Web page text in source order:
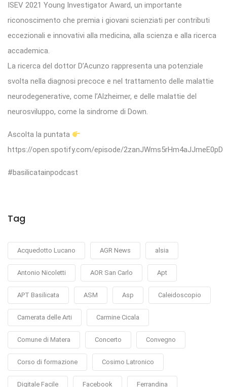
ISEV 2021 Young Investigator Award, un importante
riconoscimento che premia i giovani scienziati per contributi
eccezionali e innovativi alla medicina, alla scienza e alla ricerca
accademica.
La ricerca del dottor D’Acunzo rappresenta una potenziale
svolta nella diagnosi precoce e nel trattamento delle malattie
neurodegenerative, come l’Alzheimer, e delle malattie del
neurosviluppo, come la sindrome di Down.
Ascolta la puntata
https://open.spotify.com/episode/2zanJWms5rHm4aJJmeE0pD
#basilicatainpodcast
Tag
Acquedotto Lucano AGR News alsia
Antonio Nicoletti AOR San Carlo Apt
APT Basilicata ASM Asp Caleidoscopio
Camerata delle Arti Carmine Cicala
Comune di Matera Concerto Convegno
Corso di formazione Cosimo Latronico
Digitale Facile Facebook Ferrandina